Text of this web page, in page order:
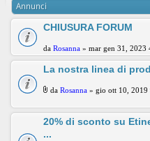
Annunci
CHIUSURA FORUM
da Rosanna » mar gen 31, 2023
La nostra linea di
da Rosanna » gio ott 10, 2019
20% di sconto su
...